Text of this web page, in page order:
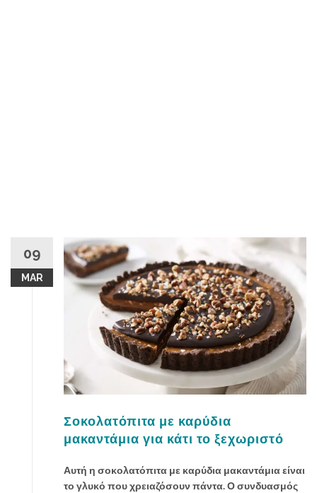
09
MAR
Σοκολατόπιτα με καρύδια
μακαντάμια για κάτι το ξεχωριστό
Αυτή η σοκολατόπιτα με καρύδια μακαντάμια είναι
το γλυκό που χρειαζόσουν πάντα. Ο συνδυασμός